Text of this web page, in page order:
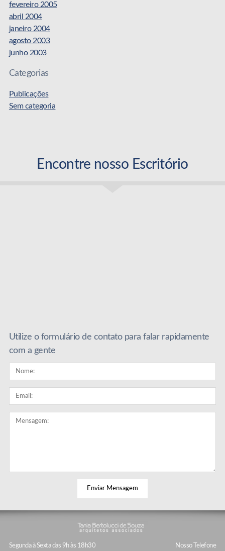
fevereiro 2005
abril 2004
janeiro 2004
agosto 2003
junho 2003
Categorias
Publicações
Sem categoria
Encontre nosso Escritório
Utilize o formulário de contato para falar rapidamente
com a gente
Segunda à Sexta das 9h às 18h30 Nosso Telefone